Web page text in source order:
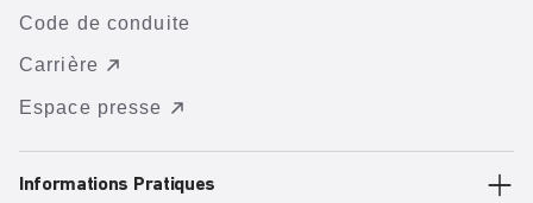
Code de conduite
Carrière
Espace presse
Informations Pratiques